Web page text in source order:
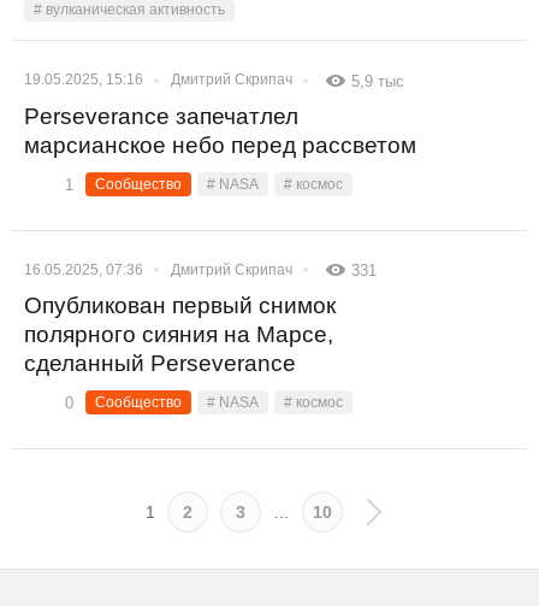
# вулканическая активность
19.05.2025, 15:16 Дмитрий Скрипач 5,9 тыс
Perseverance запечатлел
марсианское небо перед рассветом
1 Сообщество # NASA # космос
16.05.2025, 07:36 Дмитрий Скрипач 331
Опубликован первый снимок
полярного сияния на Марсе,
сделанный Perseverance
0 Сообщество # NASA # космос
1 2 3 10